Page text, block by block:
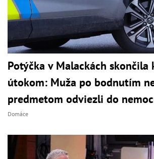
Potýčka v Malackách skončila
útokom: Muža po bodnutím
predmetom odviezli do
Domáce